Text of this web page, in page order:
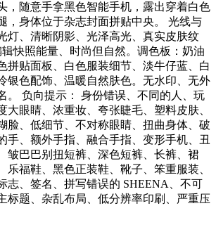
，随意手拿黑色智能手机，露出穿着白色
，身体位于杂志封面拼贴中央。 光线与
灯、清晰阴影、光泽高光、真实皮肤纹
快照能量、时尚但自然。调色板：奶油
拼贴面板、白色服装细节、淡牛仔蓝、白
银色配饰、温暖自然肤色。无水印、无外
。 负向提示： 身份错误、不同的人、玩
大眼睛、浓重妆、夸张睫毛、塑料皮肤、
脸、低细节、不对称眼睛、扭曲身体、破
手、额外手指、融合手指、变形手机、丑
皱巴巴别扭短裤、深色短裤、长裤、裙
乐福鞋、黑色正装鞋、靴子、笨重服装、
志、签名、拼写错误的 SHEENA、不可
标题、杂乱布局、低分辨率印刷、严重压